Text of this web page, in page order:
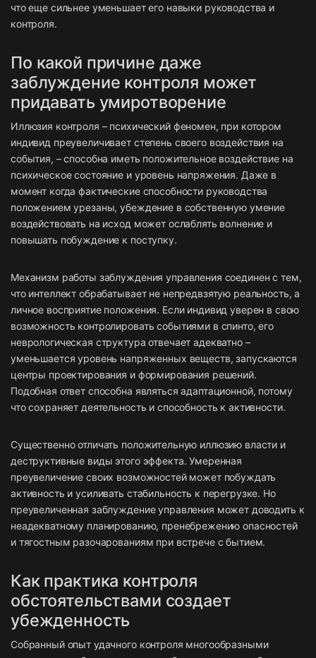
что еще сильнее уменьшает его навыки руководства и
контроля.
По какой причине даже
заблуждение контроля может
придавать умиротворение
Иллюзия контроля – психический феномен, при котором
индивид преувеличивает степень своего воздействия на
события, – способна иметь положительное воздействие на
психическое состояние и уровень напряжения. Даже в
момент когда фактические способности руководства
положением урезаны, убеждение в собственную умение
воздействовать на исход может ослаблять волнение и
повышать побуждение к поступку.
Механизм работы заблуждения управления соединен с тем,
что интеллект обрабатывает не непредвзятую реальность, а
личное восприятие положения. Если индивид уверен в свою
возможность контролировать событиями в спинто, его
неврологическая структура отвечает адекватно –
уменьшается уровень напряженных веществ, запускаются
центры проектирования и формирования решений.
Подобная ответ способна являться адаптационной, потому
что сохраняет деятельность и способность к активности.
Существенно отличать положительную иллюзию власти и
деструктивные виды этого эффекта. Умеренная
преувеличение своих возможностей может побуждать
активность и усиливать стабильность к перегрузке. Но
преувеличенная заблуждение управления может доводить к
неадекватному планированию, пренебрежению опасностей
и тягостным разочарованиям при встрече с бытием.
Как практика контроля
обстоятельствами создает
убежденность
Собранный опыт удачного контроля многообразными